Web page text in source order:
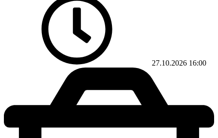
27.10.2026 16:00